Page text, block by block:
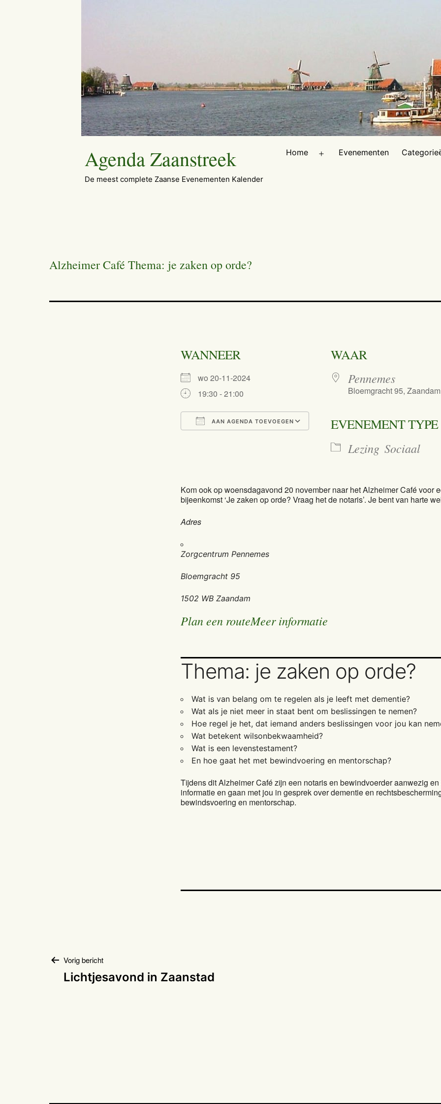
Agenda Zaanstreek
De meest complete Zaanse Evenementen Kalender
Home Evenementen
Alzheimer Café Thema: je zaken op orde?
WANNEER
wo 20-11-2024
19:30 - 21:00
AAN AGENDA TOEVOEGEN
Google Calendar
WAAR
Pennemes
Bloemgracht 95,
EVENEMENT TYPE
Lezing Sociaal
Kom ook op woensdagavond 20 november naar het Alzheimer Café voor
bijeenkomst ‘Je zaken op orde? Vraag het de notaris’. Je bent van harte
Adres
Zorgcentrum Pennemes
Bloemgracht 95
1502 WB Zaandam
Plan een routeMeer informatie
Thema: je zaken op orde?
Wat is van belang om te regelen als je leeft met dementie?
Wat als je niet meer in staat bent om beslissingen te nemen?
Hoe regel je het, dat iemand anders beslissingen voor jou kan
Wat betekent wilsonbekwaamheid?
Wat is een levenstestament?
En hoe gaat het met bewindvoering en mentorschap?
Tijdens dit Alzheimer Café zijn een notaris en bewindvoerder aanwezig en
informatie en gaan met jou in gesprek over dementie en
bewindsvoering en mentorschap.
Bericht
Vorig bericht
Lichtjesavond in Zaanstad